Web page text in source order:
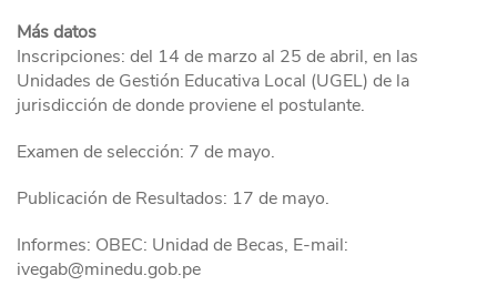
Más datos
Inscripciones: del 14 de marzo al 25 de abril, en las
Unidades de Gestión Educativa Local (UGEL) de la
jurisdicción de donde proviene el postulante.
Examen de selección: 7 de mayo.
Publicación de Resultados: 17 de mayo.
Informes: OBEC: Unidad de Becas, E-mail:
ivegab@minedu.gob.pe